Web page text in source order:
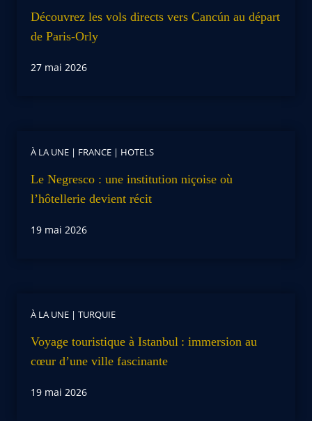
Découvrez les vols directs vers Cancún au départ
de Paris-Orly
27 mai 2026
À LA UNE | FRANCE | HOTELS
Le Negresco : une institution niçoise où
l’hôtellerie devient récit
19 mai 2026
À LA UNE | TURQUIE
Voyage touristique à Istanbul : immersion au
cœur d’une ville fascinante
19 mai 2026